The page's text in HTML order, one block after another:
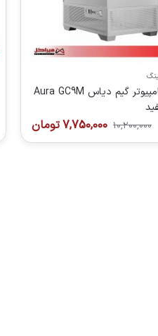
کیس کامپیوتر گیم دیاس Aura GC9M
10,200,000
7,750,000تومان